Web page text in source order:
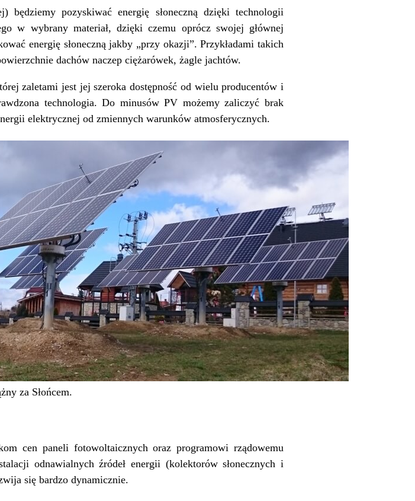
pozyskiwać energię słoneczną dzięki technologii
w wybrany materiał, dzięki czemu oprócz swojej głównej
energię słoneczną jakby „przy okazji”. Przykładami takich
dachów naczep ciężarówek, żagle jachtów.
zaletami jest jej szeroka dostępność od wielu producentów i
technologia. Do minusów PV możemy zaliczyć brak
elektrycznej od zmiennych warunków atmosferycznych.
za Słońcem.
cen paneli fotowoltaicznych oraz programowi rządowemu
odnawialnych źródeł energii (kolektorów słonecznych i
się bardzo dynamicznie.